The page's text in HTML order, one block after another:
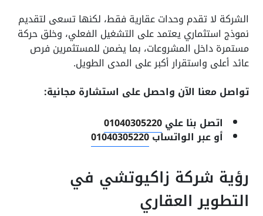
الشركة لا تقدم وحدات عقارية فقط، لكنها تسعى لتقديم
نموذج استثماري يعتمد على التشغيل الفعلي، وخلق حركة
مستمرة داخل المشروعات، بما يضمن للمستثمرين فرص
عائد أعلى واستقرار أكبر على المدى الطويل.
تواصل معنا الآن واحصل على استشارة مجانية:
اتصل بنا علي01040305220
أو عبر الواتساب01040305220
رؤية شركة زاكيوتشي في
التطوير العقاري